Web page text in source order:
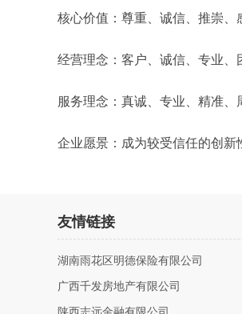
核心价值：尊重、诚信、推崇、
经营理念：客户、诚信、专业、
服务理念：真诚、专业、精准、
企业愿景：成为较受信任的创新
友情链接
湖南雨花区明德保险有限公司
广西千发房地产有限公司